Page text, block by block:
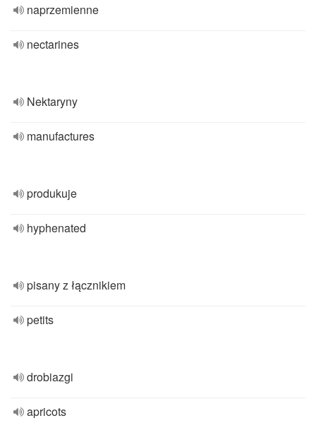
naprzemienne
nectarines
Nektaryny
manufactures
produkuje
hyphenated
pisany z łącznikiem
petits
drobiazgi
apricots